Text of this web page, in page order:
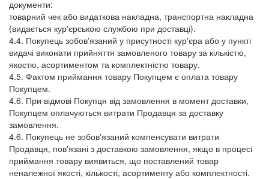
документи:
товарний чек або видаткова накладна, транспортна накладна
(видається кур'єрською службою при доставці).
4.4. Покупець зобов'язаний у присутності кур'єра або у пункті
видачі виконати прийняття замовленого товару за кількістю,
якостю, асортиментом та комплектністю товару.
4.5. Фактом приймання товару Покупцем є оплата товару
Покупцем.
4.6. При відмові Покупця від замовлення в момент доставки,
Покупцем оплачуються витрати Продавця за доставку
замовлення.
4.6. Покупець не зобов'язаний компенсувати витрати
Продавця, пов'язані з доставкою замовлення, якщо в процесі
приймання товару виявиться, що поставлений товар
неналежної якості, кількості, асортименту або комплектності.